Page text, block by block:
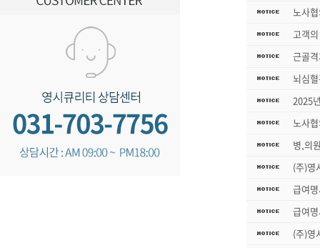
노사
고객
근골
뇌심
2025
노사
병,의
(주)영
급여
급여
(주)영